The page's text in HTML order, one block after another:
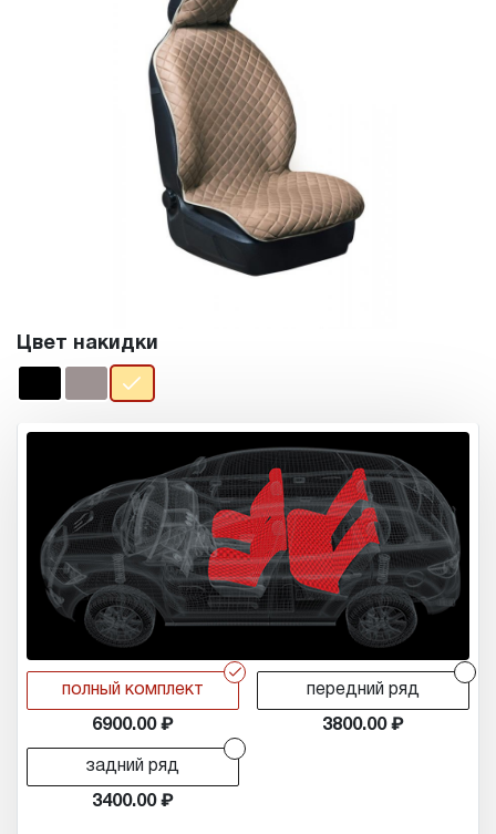
Цвет накидки
r
полный комплект
6900.00
передний ряд
3800.00
задний ряд
3400.00